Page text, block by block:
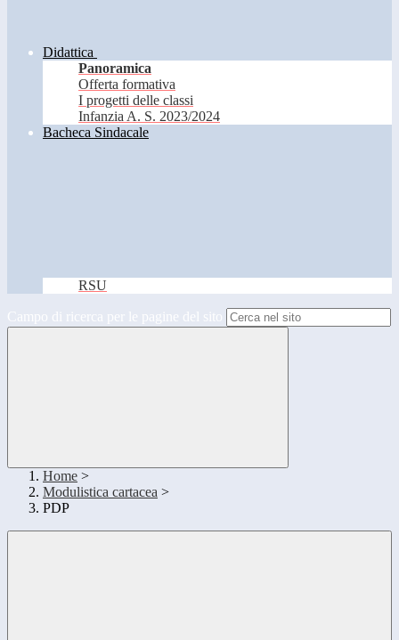
Didattica
Panoramica
Offerta formativa
I progetti delle classi
Infanzia A. S. 2023/2024
Bacheca Sindacale
RSU
Campo di ricerca per le pagine del sito
Home >
Modulistica cartacea >
PDP